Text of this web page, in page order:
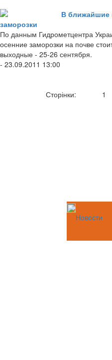
В ближайшие
заморозки
По данным Гидрометцентра
осенние заморозки на почве
выходные - 25-26 сентября.
- 23.09.2011 13:00
Сторінки: 1
Новости